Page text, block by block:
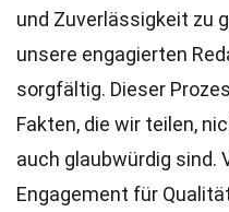
und Zuverlässigkeit zu
unsere engagierten
sorgfältig. Dieser
Fakten, die wir teilen,
auch glaubwürdig sind.
Engagement für